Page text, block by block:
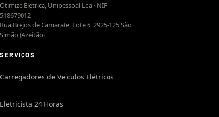
Otimize Eletrica, Unipessoal Lda · NIF
518679012
Rua Brejos de Camarate, Lote 6, 2925-125 São
Simão (Azeitão)
SERVIÇOS
Carregadores de Veículos Elétricos
Eletricista 24 Horas